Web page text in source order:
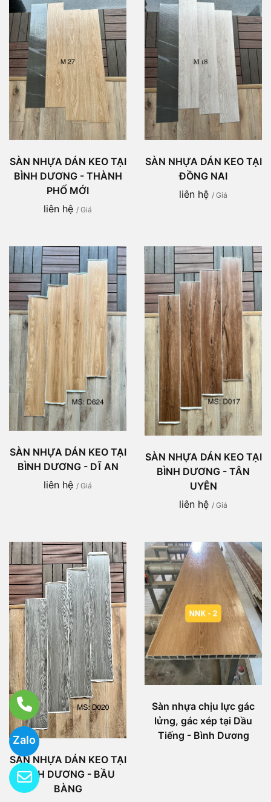
Zalo
SÀN NHỰA DÁN KEO TẠI
BÌNH DƯƠNG - THÀNH
PHỐ MỚI
liên hệ / Giá
SÀN NHỰA DÁN KEO TẠI
ĐỒNG NAI
liên hệ / Giá
SÀN NHỰA DÁN KEO TẠI
BÌNH DƯƠNG - DĨ AN
liên hệ / Giá
SÀN NHỰA DÁN KEO TẠI
BÌNH DƯƠNG - TÂN
UYÊN
liên hệ / Giá
SÀN NHỰA DÁN KEO TẠI
BÌNH DƯƠNG - BẦU
BÀNG
Sàn nhựa chịu lực gác
lửng, gác xép tại Dầu
Tiếng - Bình Dương